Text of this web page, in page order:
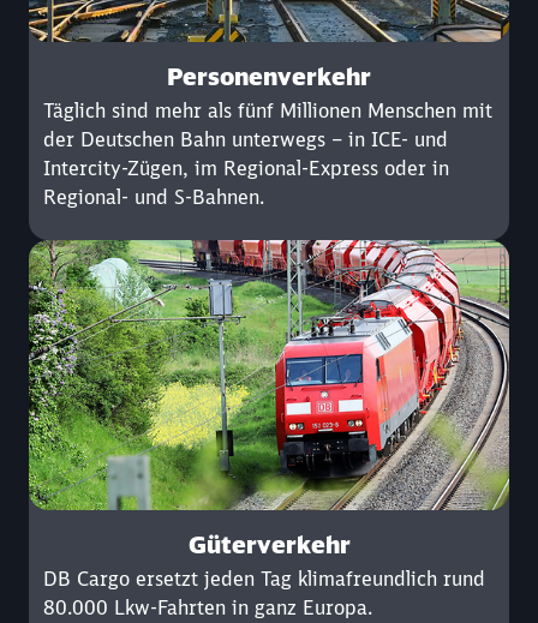
Personenverkehr
Täglich sind mehr als fünf Millionen Menschen mit
der Deutschen Bahn unterwegs – in ICE- und
Intercity-Zügen, im Regional-Express oder in
Regional- und S-Bahnen.
Güterverkehr
DB Cargo ersetzt jeden Tag klimafreundlich rund
80.000 Lkw-Fahrten in ganz Europa.